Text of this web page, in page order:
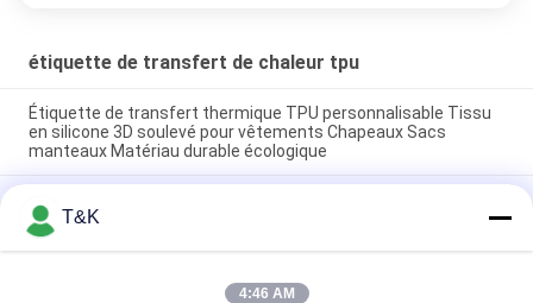
étiquette de transfert de chaleur tpu
Étiquette de transfert thermique TPU personnalisable Tissu
en silicone 3D soulevé pour vêtements Chapeaux Sacs
manteaux Matériau durable écologique
effets 3D vifs, matériau écologique et large gamme de
couleurs pour vêtements et accessoires à la mode
Étiquette de transfert thermique TPU personnalisée avec
T&K
4:46 AM